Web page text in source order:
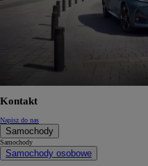
Kontakt
Napisz do nas
Samochody
Samochody
Samochody osobowe